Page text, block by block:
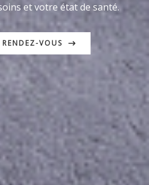
et votre état de santé.
RENDEZ-VOUS